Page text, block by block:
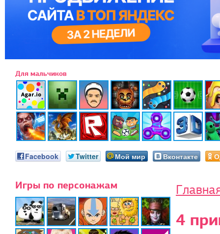
Для мальчиков
Facebook Twitter Мой мир Вконтакте
Игры по персонажам
4